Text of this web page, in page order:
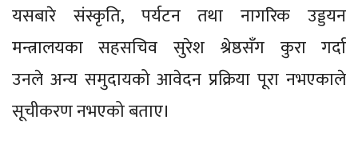
यसबारे संस्कृति, पर्यटन तथा नागरिक उड्डयन
मन्त्रालयका सहसचिव सुरेश श्रेष्ठसँग कुरा गर्दा
उनले अन्य समुदायको आवेदन प्रक्रिया पूरा नभएकाले
सूचीकरण नभएको बताए।